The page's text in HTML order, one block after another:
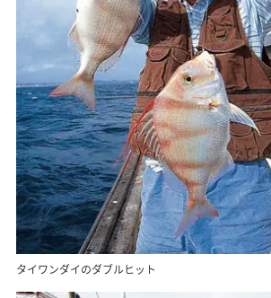
タイワンダイのダブルヒット